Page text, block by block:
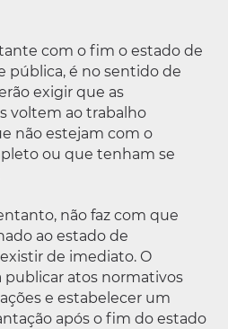
com o fim o estado de
pública, é no sentido de
exigir que as
voltem ao trabalho
não estejam com o
ou que tenham se
não faz com que
ao estado de
de imediato. O
publicar atos normativos
e estabelecer um
após o fim do estado